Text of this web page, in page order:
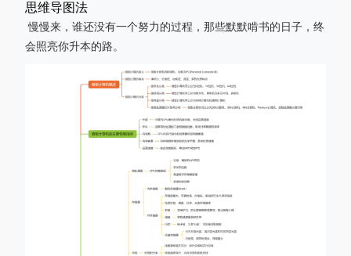
思维导图法
慢慢来，谁还没有一个努力的过程，那些默默啃书的日子，终
会照亮你升本的路。